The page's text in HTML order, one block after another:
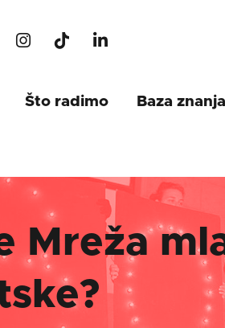
Što radimo Baza znanja
Mreža